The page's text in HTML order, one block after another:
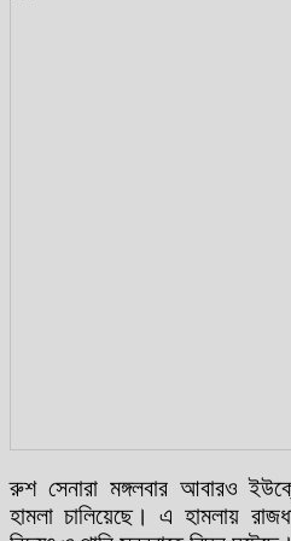
রুশ সেনারা মঙ্গলবার আবারও
হামলা চালিয়েছে। এ হামলায়